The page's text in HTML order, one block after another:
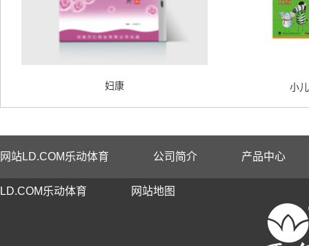
妇康 小
网站LD.COM乐动体育 公司简介 产品中心
LD.COM乐动体育 网站地图